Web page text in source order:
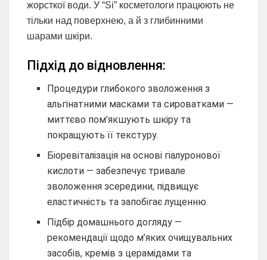
жорсткої води. У “Si” косметологи працюють не
тільки над поверхнею, а й з глибинними
шарами шкіри.
Підхід до відновлення:
Процедури глибокого зволоження з
альгінатними масками та сироватками —
миттєво пом’якшують шкіру та
покращують її текстуру.
Біоревіталізація на основі гіалуронової
кислоти — забезпечує тривале
зволоження зсередини, підвищує
еластичність та запобігає лущенню.
Підбір домашнього догляду —
рекомендації щодо м’яких очищувальних
засобів, кремів з церамідами та